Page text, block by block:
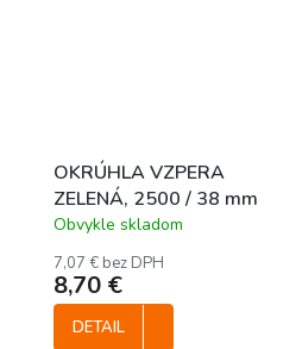
OKRÚHLA VZPERA
ZELENÁ, 2500 / 38 mm
Obvykle skladom
7,07 € bez DPH
8,70 €
DETAIL